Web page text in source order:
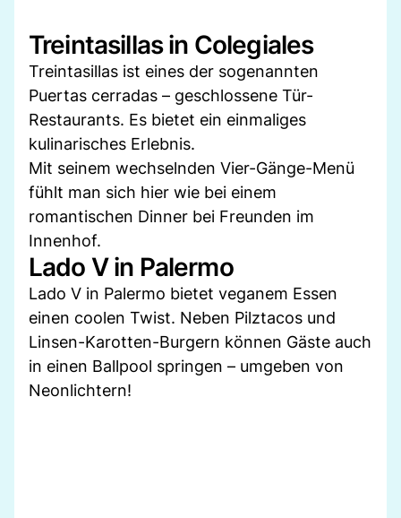
Treintasillas in Colegiales
Treintasillas ist eines der sogenannten
Puertas cerradas – geschlossene Tür-
Restaurants. Es bietet ein einmaliges
kulinarisches Erlebnis.
Mit seinem wechselnden Vier-Gänge-Menü
fühlt man sich hier wie bei einem
romantischen Dinner bei Freunden im
Innenhof.
Lado V in Palermo
Lado V in Palermo bietet veganem Essen
einen coolen Twist. Neben Pilztacos und
Linsen-Karotten-Burgern können Gäste auch
in einen Ballpool springen – umgeben von
Neonlichtern!